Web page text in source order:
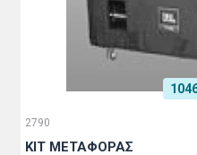
2790
ΚΙΤ ΜΕΤΑΦΟΡΑΣ